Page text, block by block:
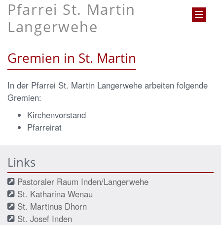
Pfarrei St. Martin
Langerwehe
Gremien in St. Martin
In der Pfarrei St. Martin Langerwehe arbeiten folgende
Gremien:
Kirchenvorstand
Pfarreirat
Links
Pastoraler Raum Inden/Langerwehe
St. Katharina Wenau
St. Martinus Dhorn
St. Josef Inden